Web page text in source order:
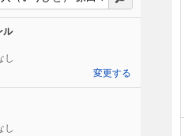
ル
し
変更する
し